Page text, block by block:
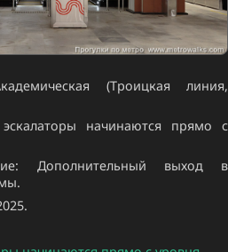
(Троицкая линия,
начинаются прямо с
Дополнительный выход в